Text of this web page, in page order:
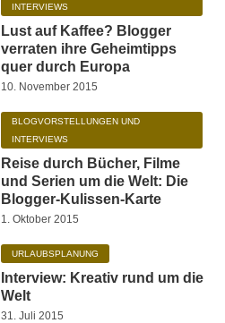
INTERVIEWS
Lust auf Kaffee? Blogger
verraten ihre Geheimtipps
quer durch Europa
10. November 2015
BLOGVORSTELLUNGEN UND
INTERVIEWS
Reise durch Bücher, Filme
und Serien um die Welt: Die
Blogger-Kulissen-Karte
1. Oktober 2015
URLAUBSPLANUNG
Interview: Kreativ rund um die
Welt
31. Juli 2015